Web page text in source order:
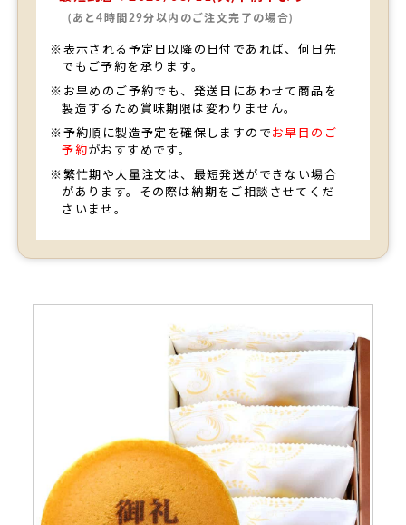
(あと4時間29分以内のご注文完了の場合)
※表示される予定日以降の日付であれば、何日先
でもご予約を承ります。
※お早めのご予約でも、発送日にあわせて商品を
製造するため賞味期限は変わりません。
※予約順に製造予定を確保しますので お早目のご
予約がおすすめです。
※繁忙期や大量注文は、最短発送ができない場合
があります。その際は納期をご相談させてくだ
さいませ。